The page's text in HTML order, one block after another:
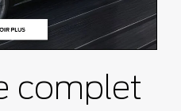
complet